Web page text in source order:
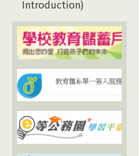
Introduction)